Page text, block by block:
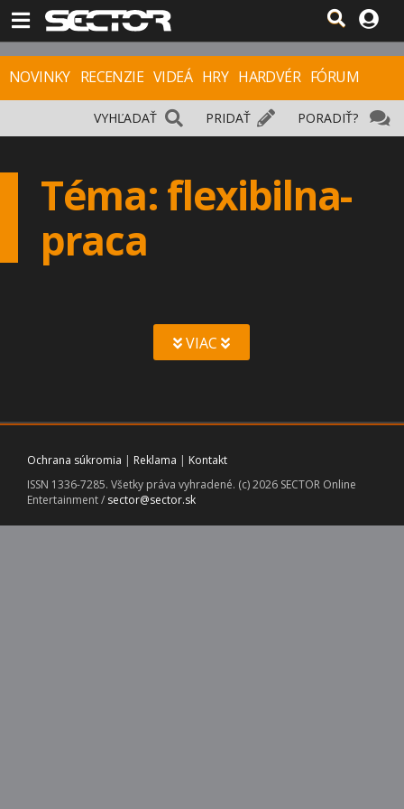
NOVINKY RECENZIE VIDEÁ HRY HARDVÉR FÓRUM
PORADIŤ?
PRIDAŤ
VYHĽADAŤ
Téma: flexibilna-
praca
VIAC
Ochrana súkromia | Reklama | Kontakt
ISSN 1336-7285. Všetky práva vyhradené. (c) 2026 SECTOR Online
Entertainment / sector@sector.sk